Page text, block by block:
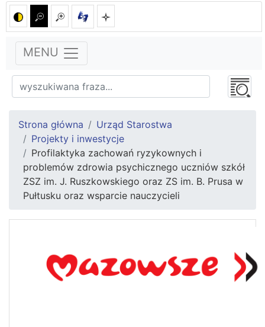
MENU
Strona główna
Urząd Starostwa
Projekty i inwestycje
Profilaktyka zachowań ryzykownych i
problemów zdrowia psychicznego uczniów szkół
ZSZ im. J. Ruszkowskiego oraz ZS im. B. Prusa w
Pułtusku oraz wsparcie nauczycieli